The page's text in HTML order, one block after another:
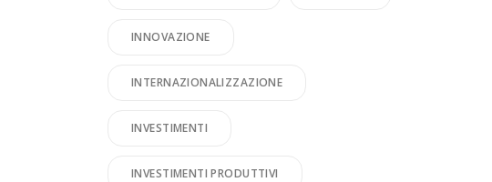
INNOVAZIONE
INTERNAZIONALIZZAZIONE
INVESTIMENTI
INVESTIMENTI PRODUTTIVI